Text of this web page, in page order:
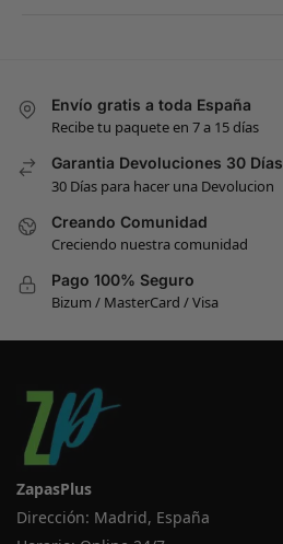
Envío gratis a toda España
Recibe tu paquete en 7 a 15 días
Garantia Devoluciones 30 Días
30 Días para hacer una Devolucion
Creando Comunidad
Creciendo nuestra comunidad
Pago 100% Seguro
Bizum / MasterCard / Visa
ZapasPlus
Dirección: Madrid, España